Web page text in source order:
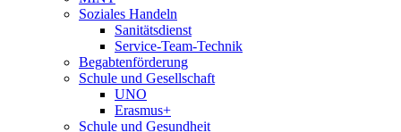
Soziales Handeln
Sanitätsdienst
Service-Team-Technik
Begabtenförderung
Schule und Gesellschaft
UNO
Erasmus+
Schule und Gesundheit